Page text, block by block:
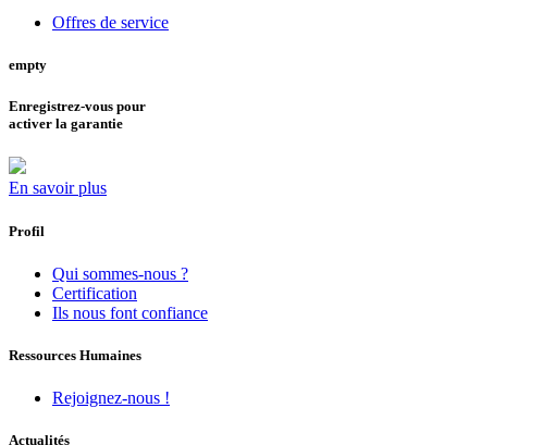
Offres de service
empty
Enregistrez-vous pour
activer la garantie
En savoir plus
Profil
Qui sommes-nous ?
Certification
Ils nous font confiance
Ressources Humaines
Rejoignez-nous !
Actualités